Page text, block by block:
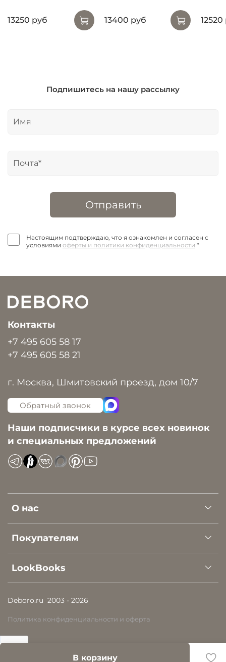
В корзину
13250 руб 13400 руб
Подпишитесь на нашу рассылку
Отправить
Настоящим подтверждаю, что я ознакомлен и согласен с
условиями оферты и политики конфиденциальности *
О нас
Покупателям
LookBooks
Контакты
+7 495 605 58 17
+7 495 605 58 21
г. Москва, Шмитовский проезд, дом 10/7
Обратный звонок
Наши подписчики в курсе всех новинок
и специальных предложений
Deboro.ru 2003 - 2026
Политика конфиденциальности и оферта